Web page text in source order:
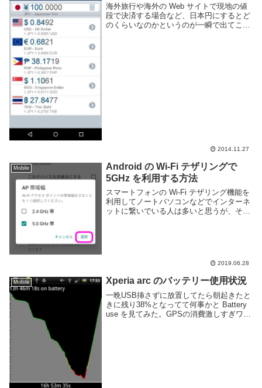
海外旅行や海外の Web サイトで現地の値
段で決済する場合など、日本円にするとど
のくらいなのかというのが一瞬で出てこな
2014.11.27
Mobile
Android の Wi-Fi テザリングで
5GHz を利用する方法
スマートフォンの Wi-Fi テザリング機能を
利用してノートパソコンなどでインターネ
ットに繋いでいる人は多いと思うが、そこ
2019.06.28
Mobile Xperia arc のバッテリー使用状況
一晩USB挿さずに放置してたら朝起きたと
きに残り38%となってて何事かと Battery
use を見てみた。GPSの消費激しすぎワラ